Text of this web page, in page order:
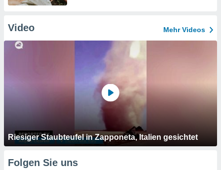
Video Mehr Videos
Riesiger Staubteufel in Zapponeta, Italien gesichtet
Folgen Sie uns